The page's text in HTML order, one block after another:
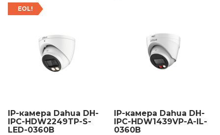
EOL!
IP-камера Dahua DH-
IPC-HDW2249TP-S-
LED-0360B
IP-камера Dahua DH-
IPC-HDW1439VP-A-IL-
0360B